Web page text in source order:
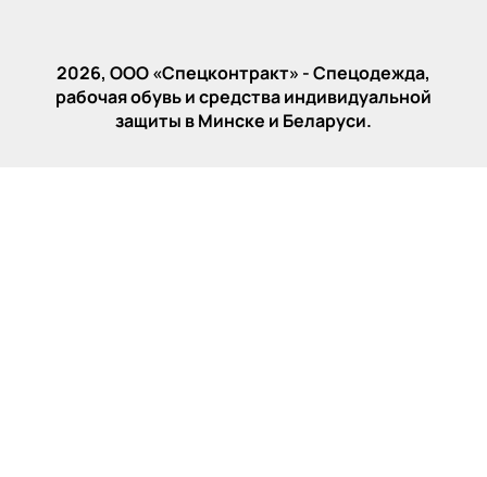
2026, ООО «‎Спецконтракт» - Спецодежда,
рабочая обувь и средства индивидуальной
защиты в Минске и Беларуси.